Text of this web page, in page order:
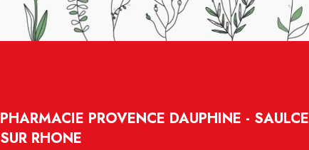
PHARMACIE PROVENCE DAUPHINE - SAULCE
SUR RHONE